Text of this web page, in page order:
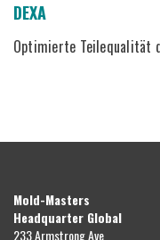
DEXA
Optimierte Teilequalität
Mold-Masters
Headquarter Global
233 Armstrong Ave